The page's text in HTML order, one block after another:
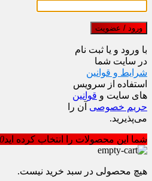
ورود / عضویت
با ورود و یا ثبت نام
در سایت شما
شرایط و قوانین
استفاده از سرویس
های سایت و قوانین
حریم خصوصی آن را
می‌پذیرید.
شما این محصولات را انتخاب کرده اید0
هیچ محصولی در سبد خرید نیست.